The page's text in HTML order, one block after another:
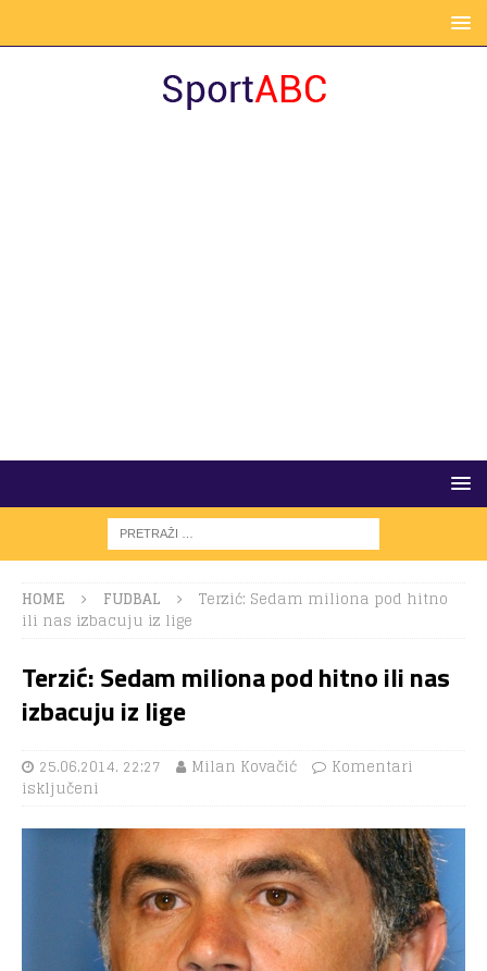
HOME FUDBAL
Terzić: Sedam miliona pod hitno
ili nas izbacuju iz lige
Terzić: Sedam miliona pod hitno ili nas
izbacuju iz lige
25.06.2014. 22:27 Milan Kovačić
Komentari
isključeni